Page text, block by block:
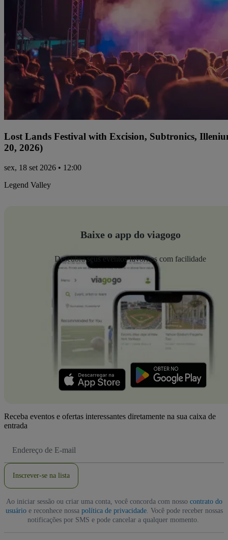
Lost Lands Festival with Excision, Subtronics,
20, 2026)
sex, 18 set 2026 • 12:00
Legend Valley
Baixe o app do viagogo
Descubra seus eventos favoritos com facilidade
Receba eventos e ofertas interessantes diretamente na sua caixa de
entrada
de
Inscrever-se na lista
Ao iniciar sessão ou criar uma conta, você concorda com nosso contrato do
usuárioe reconhece nossa política de privacidade. Você pode receber nossas
notificações por SMS e pode cancelar a qualquer momento.